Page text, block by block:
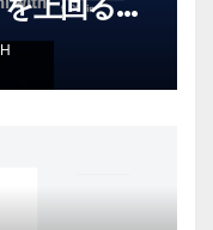
上回る新
デルをリ